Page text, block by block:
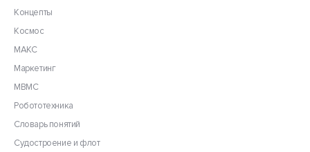
Концепты
Космос
МАКС
Маркетинг
МВМС
Робототехника
Словарь понятий
Судостроение и флот